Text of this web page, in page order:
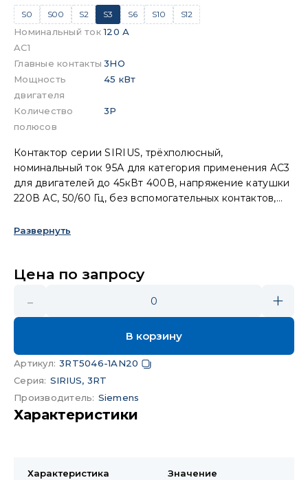
S0 S00 S2 S3 S6 S10 S12
Номинальный ток
AC1
120 А
Главные контакты 3НО
Мощность
двигателя
45 кВт
Количество
полюсов
3P
Контактор серии SIRIUS, трёхполюсный,
номинальный ток 95А для категория применения AC3
для двигателей до 45кВт 400В, напряжение катушки
220В АС, 50/60 Гц, без вспомогательных контактов,
Развернуть
Цена по запросу
- 0 +
В корзину
Артикул: 3RT5046-1AN20
Серия: SIRIUS, 3RT
Производитель: Siemens
Характеристики
Характеристика Значение